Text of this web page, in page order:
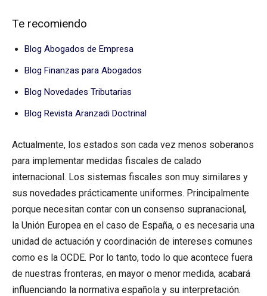
Te recomiendo
Blog Abogados de Empresa
Blog Finanzas para Abogados
Blog Novedades Tributarias
Blog Revista Aranzadi Doctrinal
Actualmente, los estados son cada vez menos soberanos
para implementar medidas fiscales de calado
internacional. Los sistemas fiscales son muy similares y
sus novedades prácticamente uniformes. Principalmente
porque necesitan contar con un consenso supranacional,
la Unión Europea en el caso de España, o es necesaria una
unidad de actuación y coordinación de intereses comunes
como es la OCDE. Por lo tanto, todo lo que acontece fuera
de nuestras fronteras, en mayor o menor medida, acabará
influenciando la normativa española y su interpretación.